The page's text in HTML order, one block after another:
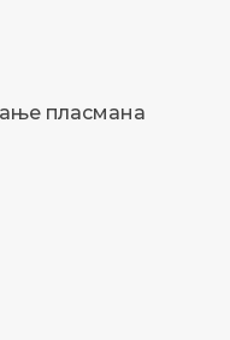
пласмана